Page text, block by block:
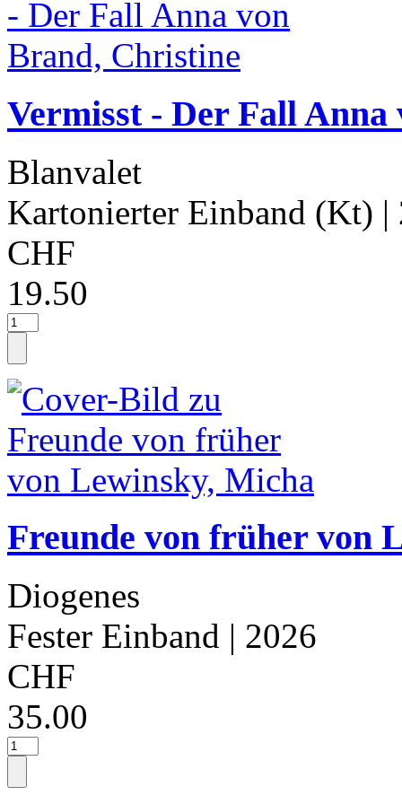
Vermisst - Der Fall
Blanvalet
Kartonierter Einband (Kt) |
CHF
19.50
Freunde von früher von
Diogenes
Fester Einband | 2026
CHF
35.00